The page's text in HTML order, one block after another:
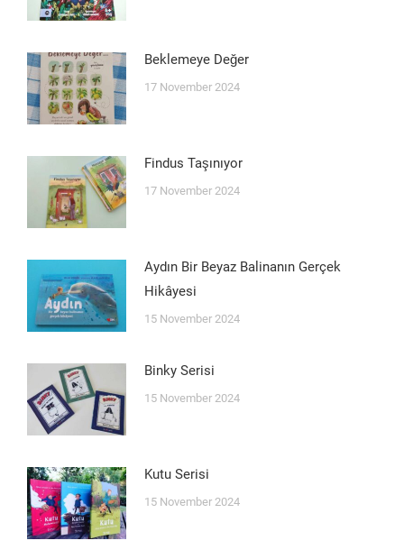
Beklemeye Değer
17 November 2024
Findus Taşınıyor
17 November 2024
Aydın Bir Beyaz Balinanın Gerçek
Hikâyesi
15 November 2024
Binky Serisi
15 November 2024
Kutu Serisi
15 November 2024